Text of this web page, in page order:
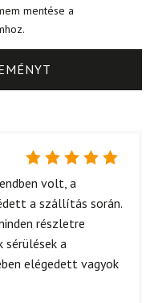
mentése a
Értékelés:
/ 5
volt, a
a szállítás során.
részletre
a
elégedett vagyok